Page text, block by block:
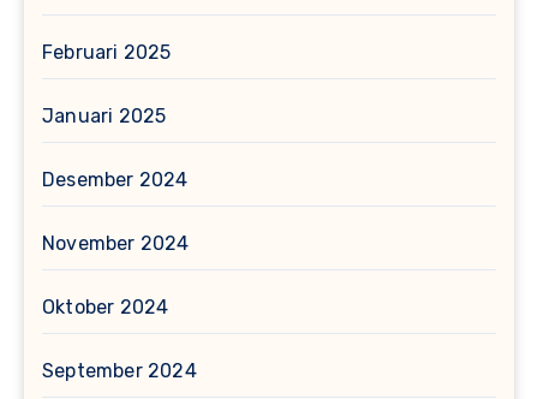
Februari 2025
Januari 2025
Desember 2024
November 2024
Oktober 2024
September 2024